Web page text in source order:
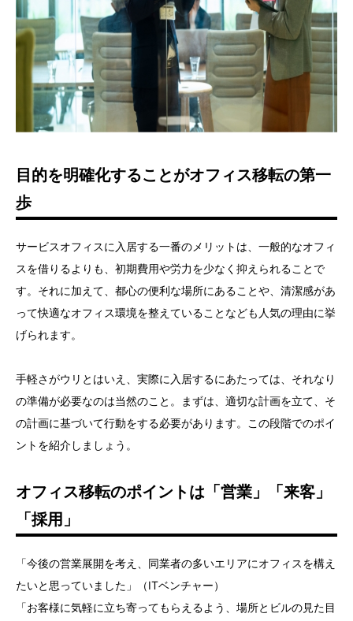
目的を明確化することがオフィス移転の第一
歩
サービスオフィスに入居する一番のメリットは、一般的なオフィ
スを借りるよりも、初期費用や労力を少なく抑えられることで
す。それに加えて、都心の便利な場所にあることや、清潔感があ
って快適なオフィス環境を整えていることなども人気の理由に挙
げられます。
手軽さがウリとはいえ、実際に入居するにあたっては、それなり
の準備が必要なのは当然のこと。まずは、適切な計画を立て、そ
の計画に基づいて行動をする必要があります。この段階でのポイ
ントを紹介しましょう。
オフィス移転のポイントは「営業」「来客」
「採用」
「今後の営業展開を考え、同業者の多いエリアにオフィスを構え
たいと思っていました」（ITベンチャー）
「お客様に気軽に立ち寄ってもらえるよう、場所とビルの見た目